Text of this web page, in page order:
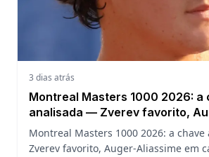
3 dias atrás
Montreal Masters 1000 2026: a
analisada — Zverev favorito,
em casa e o caminho de João
Montreal Masters 1000 2026: a chave
Zverev favorito, Auger-Aliassime em